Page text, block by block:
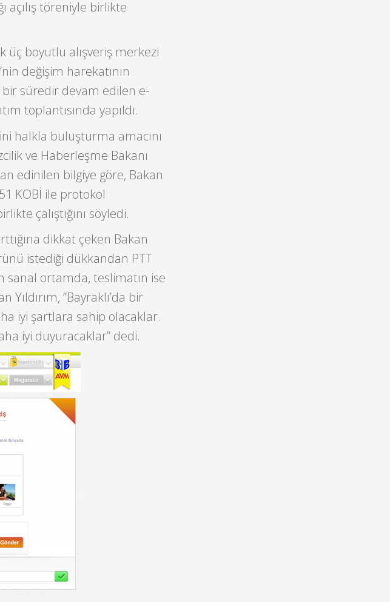
açılış töreniyle birlikte
üç boyutlu alışveriş merkezi
değişim harekatının
bir süredir devam edilen e-
toplantısında yapıldı.
halkla buluşturma amacını
ve Haberleşme Bakanı
edinilen bilgiye göre, Bakan
KOBİ ile protokol
çalıştığını söyledi.
dikkat çeken Bakan
istediği dükkandan PTT
sanal ortamda, teslimatın ise
”Bayraklı’da bir
iyi şartlara sahip olacaklar.
iyi duyuracaklar” dedi.